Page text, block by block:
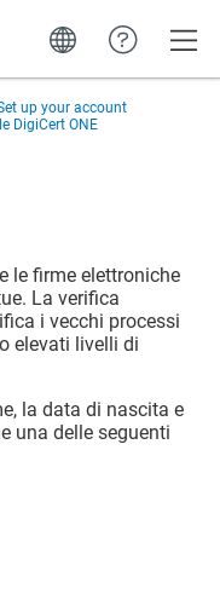
up your account
DigiCert ONE
le firme elettroniche
La verifica
i vecchi processi
elevati livelli di
la data di nascita e
una delle seguenti